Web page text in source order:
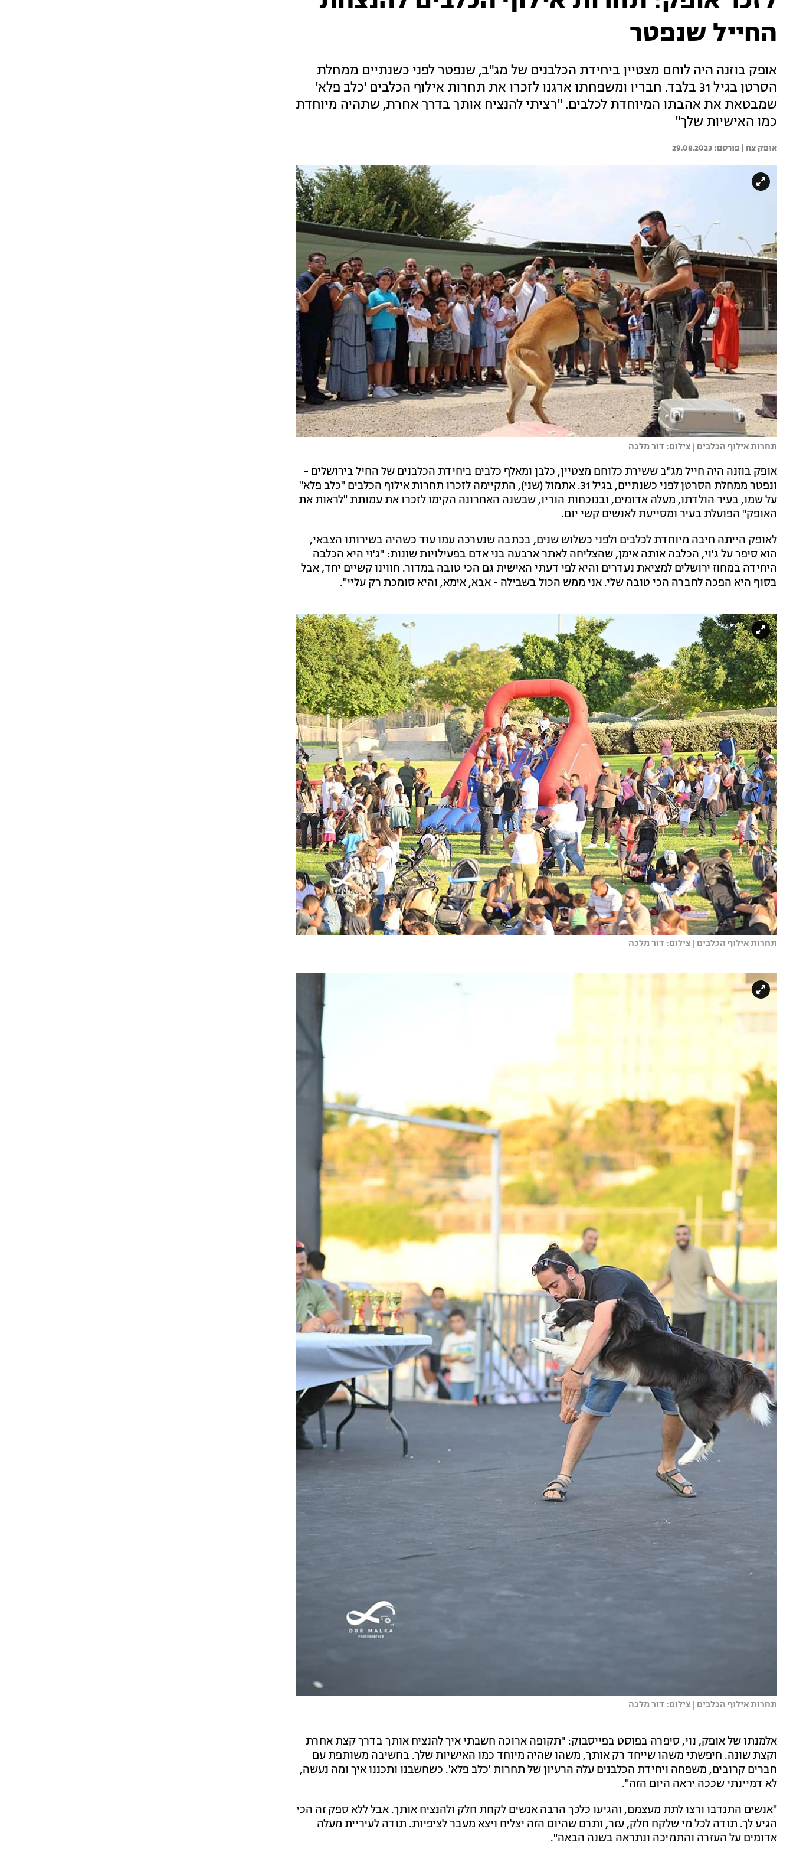
החייל שנפטר
אופק בוזנה היה לוחם מצטיין ביחידת הכלבנים של מג"ב, שנפטר לפני כשנתיים ממחלת
הסרטן בגיל 31 בלבד. חבריו ומשפחתו ארגנו לזכרו את תחרות אילוף הכלבים 'כלב פלא'
שמבטאת את אהבתו המיוחדת לכלבים. "רציתי להנציח אותך בדרך אחרת, שתהיה מיוחדת
כמו האישיות שלך"
אופק צח | 29.08.2023
תחרות אילוף הכלבים | צילום: דור מלכה
אופק בוזנה היה חייל מג"ב ששירת כלוחם מצטיין, כלבן ומאלף כלבים ביחידת הכלבנים של החיל בירושלים -
ונפטר ממחלת הסרטן לפני כשנתיים, בגיל 31. אתמול (שני), התקיימה לזכרו תחרות אילוף הכלבים "כלב פלא"
על שמו, בעיר הולדתו, מעלה אדומים, ובנוכחות הוריו, שבשנה האחרונה הקימו לזכרו את עמותת "לראות את
האופק" הפועלת בעיר ומסייעת לאנשים קשי יום.
לאופק הייתה חיבה מיוחדת לכלבים ולפני כשלוש שנים, בכתבה שנערכה עמו עוד כשהיה בשירותו הצבאי,
הוא סיפר על ג'וי, הכלבה אותה אימן, שהצליחה לאתר ארבעה בני אדם בפעילויות שונות: "ג'וי היא הכלבה
היחידה במחוז ירושלים למציאת נעדרים והיא לפי דעתי האישית גם הכי טובה במדור. חווינו קשיים יחד, אבל
בסוף היא הפכה לחברה הכי טובה שלי. אני ממש הכול בשבילה - אבא, אימא, והיא סומכת רק עליי".
תחרות אילוף הכלבים | צילום: דור מלכה
תחרות אילוף הכלבים | צילום: דור מלכה
אלמנתו של אופק, נוי, סיפרה בפוסט בפייסבוק: "תקופה ארוכה חשבתי איך להנציח אותך בדרך קצת אחרת
וקצת שונה. חיפשתי משהו שייחד רק אותך, משהו שהיה מיוחד כמו האישיות שלך. בחשיבה משותפת עם
חברים קרובים, משפחה ויחידת הכלבנים עלה הרעיון של תחרות 'כלב פלא'. כשחשבנו ותכננו איך ומה נעשה,
לא דמיינתי שככה יראה היום הזה".
"אנשים התנדבו ורצו לתת מעצמם, והגיעו כלכך הרבה אנשים לקחת חלק ולהנציח אותך. אבל ללא ספק זה הכי
הגיע לך. תודה לכל מי שלקח חלק, עזר, ותרם שהיום הזה יצליח ויצא מעבר לציפיות. תודה לעיריית מעלה
אדומים על העזרה והתמיכה ונתראה בשנה הבאה".